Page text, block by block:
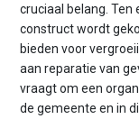
cruciaal belang.
construct wordt
bieden voor
aan reparatie van
vraagt om een
de gemeente en in